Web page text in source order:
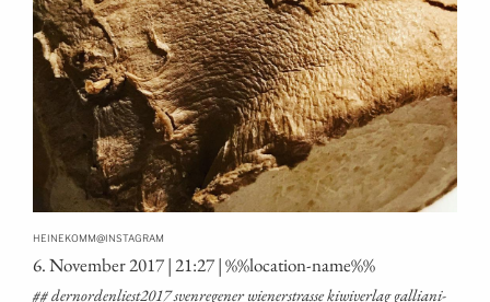
HEINEKOMM@INSTAGRAM
6. Novem­ber 2017 | 21:27 | %%loca­ti­on-name%%
## dernordenliest2017 sven­re­ge­ner wie­ner­stras­se kiwi­ver­lag gal­lia­ni­